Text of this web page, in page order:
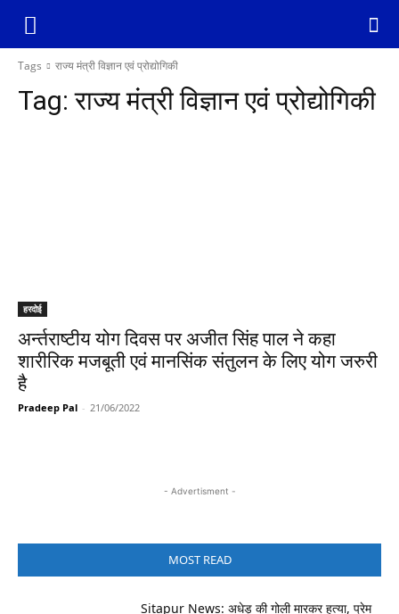
Tags राज्य मंत्री विज्ञान एवं प्रोद्योगिकी
Tag:राज्य मंत्री विज्ञान एवं प्रोद्योगिकी
हरदोई
अर्न्तराष्टीय योग दिवस पर अजीत सिंह पाल ने कहा
शारीरिक मजबूती एवं मानसिंक संतुलन के लिए योग जरुरी
है
Pradeep Pal - 21/06/2022
- Advertisment -
MOST READ
Sitapur News: अधेड़ की गोली मारकर हत्या, प्रेम